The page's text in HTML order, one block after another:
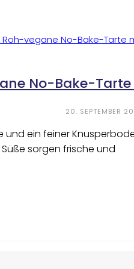
No-Bake-Tarte
20. SEPTEMBER
ein feiner
sorgen frische und